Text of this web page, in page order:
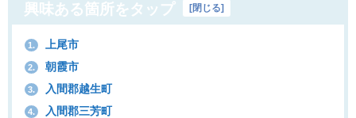
興味ある箇所をタップ 閉じる
1. 上尾市
2. 朝霞市
3. 入間郡越生町
4. 入間郡三芳町